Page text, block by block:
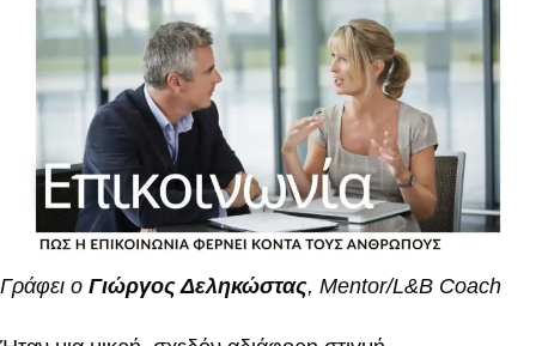
Γράφει ο Γιώργος Δεληκώστας, Mentor/L&B Coach